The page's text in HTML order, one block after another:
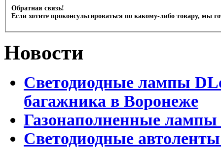
Обратная связь!
Если хотите проконсультироваться по какому-либо товару, мы
Новости
Светодиодные лампы
багажника в Воронеже
Газонаполненные
Светодиодные